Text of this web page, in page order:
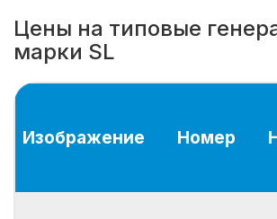
Цены на типовые
марки SL
Изображение Номер